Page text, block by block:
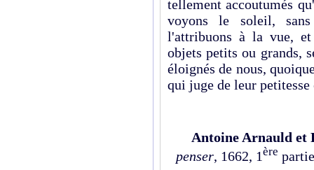
tellement accoutumés
voyons le soleil, sans
l'attribuons à la vue, et
objets petits ou grands,
éloignés de nous,
qui juge de leur
Antoine Arnauld et
penser, 1662, 1ère